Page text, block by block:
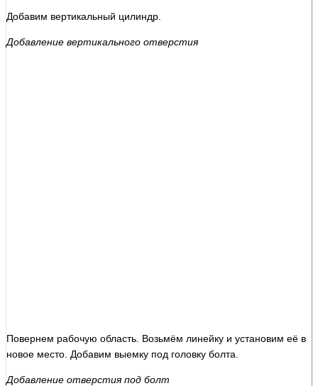
Добавим вертикальный цилиндр.
Добавление вертикального отверстия
Повернем рабочую область. Возьмём линейку и установим её в
новое место. Добавим выемку под головку болта.
Добавление отверстия под болт